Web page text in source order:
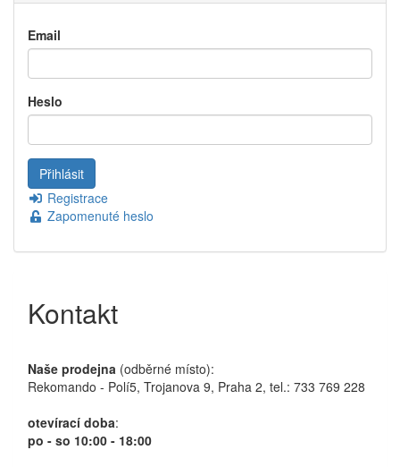
Email
Heslo
Registrace
Zapomenuté heslo
Kontakt
Naše prodejna (odběrné místo):
Rekomando - Polí5, Trojanova 9, Praha 2, tel.: 733 769 228
otevírací doba:
po - so 10:00 - 18:00